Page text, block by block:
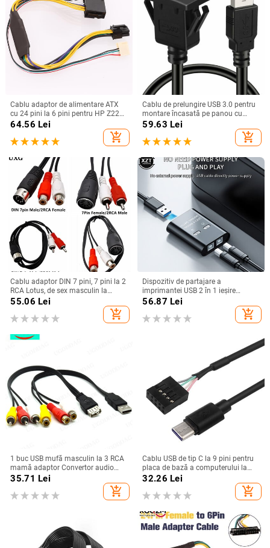
Cablu adaptor de alimentare ATX
cu 24 pini la 6 pini pentru HP Z220
Z230 SFF MT TWR seria 4000 6005
8300 ProDesk 600 G1 EliteDesk 800
64.56 Lei
add_shopping_cart
Cablu de prelungire USB 3.0 pentru
montare încasată pe panou cu
cataramă pentru mașină, camion,
barcă, motocicletă, tablou de bord
1M
59.63 Lei
add_shopping_cart
Cablu adaptor DIN 7 pini, 7 pini la 2
RCA Lotus, de sex masculin la
femelă, pentru echipament audio
vintage, cablu adaptor pentru
difuzor, linie 0,5 m/1 m/1,5 m
55.06 Lei
add_shopping_cart
Dispozitiv de partajare a
imprimantei USB 2 în 1 ieșire
Dispozitiv de partajare a
imprimantei cu 2 porturi Comutare
manuală Kvm Splitter Hub
56.87 Lei
add_shopping_cart
1 buc USB mufă masculin la 3 RCA
mamă adaptor Convertor audio
Video AV Cablu A/V Cablu USB la
RCA pentru HDTV TV cablu de
sârmă
35.71 Lei
add_shopping_cart
Cablu USB de tip C la 9 pini pentru
placa de bază a computerului la
ecranul secundar USBC, ecranul
32.26 Lei
add_shopping_cart